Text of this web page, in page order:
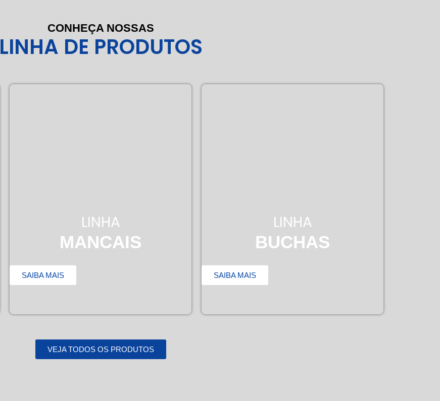
CONHEÇA NOSSAS
LINHA DE PRODUTOS
LINHA
MANCAIS
SAIBA MAIS
LINHA
BUCHAS
SAIBA MAIS
VEJA TODOS OS PRODUTOS